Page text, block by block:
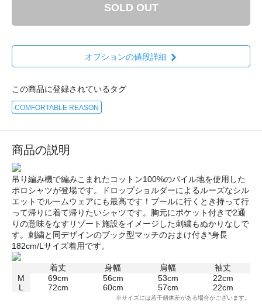
SOLD OUT
オプションの値段詳細
この商品に登録されているタグ
COMFORTABLE REASON
商品の説明
吊り編み機で編みこまれたコットン100%のパイル地を使用した
ポロシャツが登場です。ドロップショルダーによるルーズなシル
エットでルームウェアにも最高です！プールに行くとき持って行
って帰りに着て帰りたいシャツです。胸元にポケット付きで2通
りの意味をなすリゾート施設をイメージした刺繍もぬかりなしで
す。刺繍と同デザインのブック型マッチのおまけ付き*身長
182cm/Lサイズ着用です。
着丈 身幅 肩幅
袖丈
M
69cm 56cm 53cm
22cm
L
72cm 60cm 57cm 22cm
※サイズには若干個体差がある場合がございます。